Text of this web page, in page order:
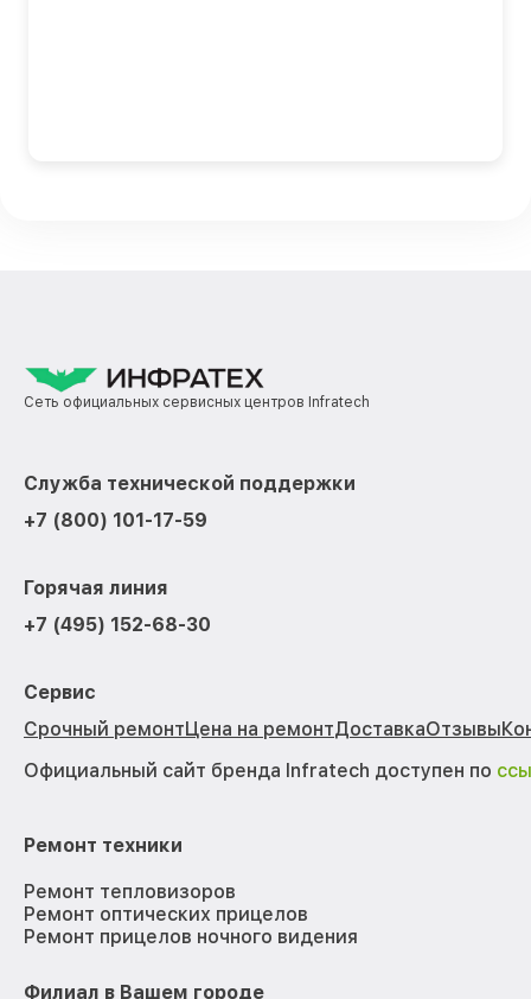
Сеть официальных сервисных центров Infratech
Служба технической поддержки
+7 (800) 101-17-59
Горячая линия
+7 (495) 152-68-30
Сервис
Срочный ремонтЦена на ремонтДоставкаОтзывы
Официальный сайт бренда Infratech доступен по
Ремонт техники
Ремонт тепловизоров
Ремонт оптических прицелов
Ремонт прицелов ночного видения
Филиал в Вашем городе